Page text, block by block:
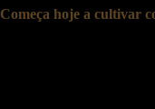
Começa hoje a cultivar